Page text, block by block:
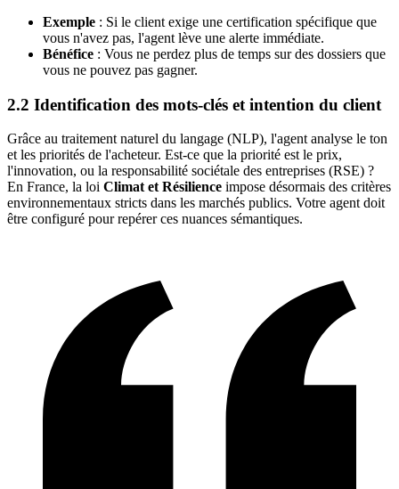
Exemple : Si le client exige une certification spécifique que
vous n'avez pas, l'agent lève une alerte immédiate.
Bénéfice : Vous ne perdez plus de temps sur des dossiers que
vous ne pouvez pas gagner.
2.2 Identification des mots-clés et intention du client
Grâce au traitement naturel du langage (NLP), l'agent analyse le ton
et les priorités de l'acheteur. Est-ce que la priorité est le prix,
l'innovation, ou la responsabilité sociétale des entreprises (RSE) ?
En France, la loi Climat et Résilience impose désormais des critères
environnementaux stricts dans les marchés publics. Votre agent doit
être configuré pour repérer ces nuances sémantiques.